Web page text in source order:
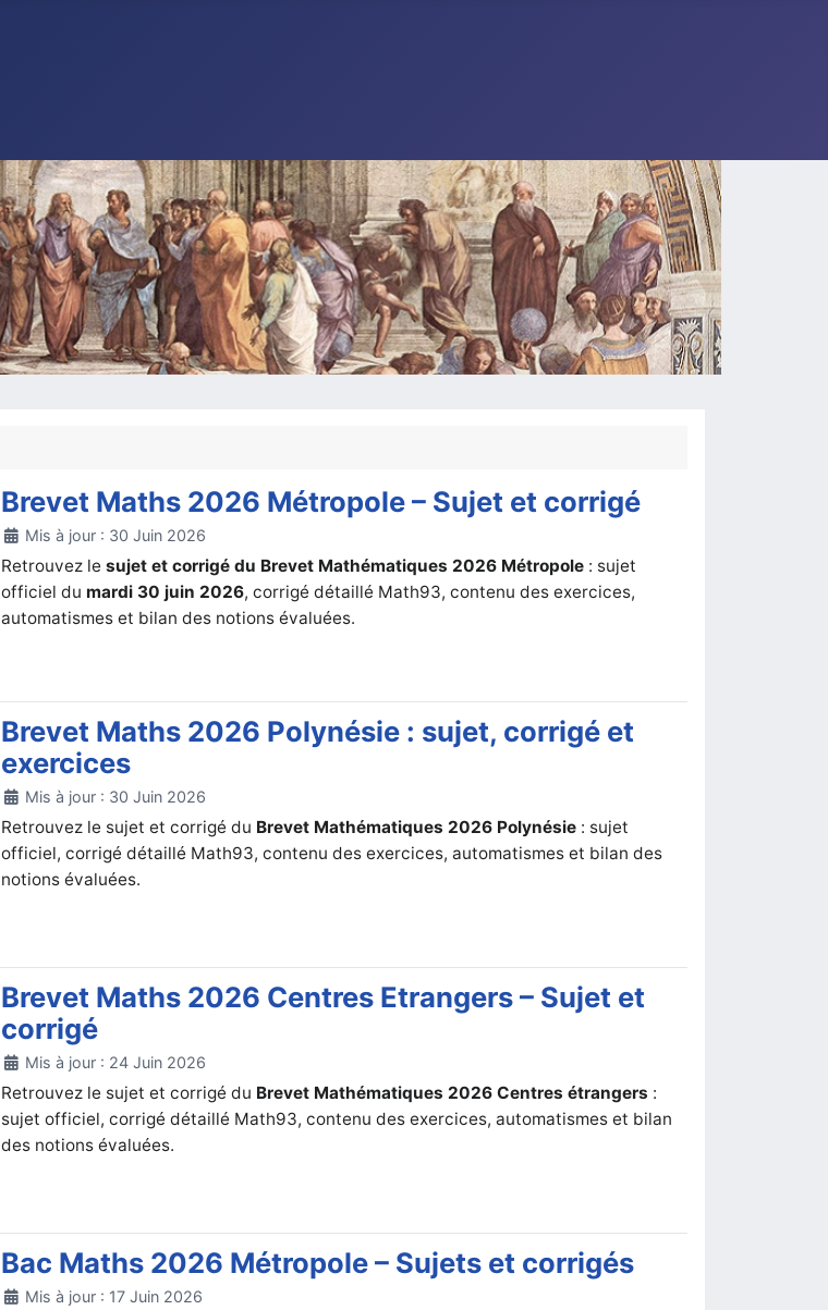
Brevet Maths 2026 Métropole – Sujet et corrigé
DétailsMis à jour : 30 Juin 2026
Retrouvez lesujet et corrigé du Brevet Mathématiques 2026 Métropole : sujet
officiel du mardi 30 juin 2026, corrigé détaillé Math93, contenu des exercices,
automatismes et bilan des notions évaluées.
Brevet Maths 2026 Polynésie : sujet, corrigé et
exercices
DétailsMis à jour : 30 Juin 2026
Retrouvez le sujet et corrigé du Brevet Mathématiques 2026 Polynésie : sujet
officiel, corrigé détaillé Math93, contenu des exercices, automatismes et bilan des
notions évaluées.
Brevet Maths 2026 Centres Etrangers – Sujet et
corrigé
DétailsMis à jour : 24 Juin 2026
Retrouvez le sujet et corrigé du Brevet Mathématiques 2026 Centres étrangers :
sujet officiel, corrigé détaillé Math93, contenu des exercices, automatismes et bilan
des notions évaluées.
Bac Maths 2026 Métropole – Sujets et corrigés
DétailsMis à jour : 17 Juin 2026